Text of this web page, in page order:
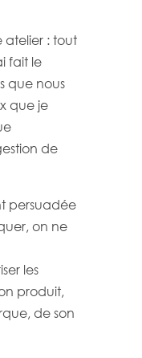
atelier : tout
fait le
que nous
que je
de
persuadée
on ne
les
produit,
de son